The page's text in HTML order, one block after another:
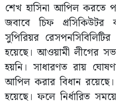
শেখ হাসিনা আপিল করতে
জবাবে চিফ প্রসিকিউটর
সুপিরিয়র
হয়েছে। আওয়ামী লীগের
হয়নি। সাধারণত রায়
আপিল করার বিধান
হয়েছে। ফলে নির্ধারিত